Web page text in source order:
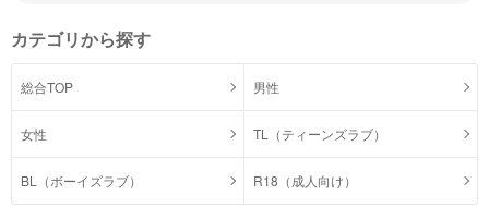
カテゴリから探す
総合TOP 男性
女性 TL（ティーンズラブ）
BL（ボーイズラブ） R18（成人向け）